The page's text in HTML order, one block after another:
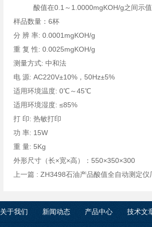
酸值在0.1～1.0000mgKOH/g之间示值
样品数量：6杯
分 辨 率: 0.0001mgKOH/g
重 复 性: 0.0025mgKOH/g
测量方式: 中和法
电 源: AC220V±10%，50Hz±5%
适用环境温度: 0℃～45℃
适用环境湿度: ≤85%
打 印: 热敏打印
功 率: 15W
重 量: 5Kg
外形尺寸（长×宽×高）：550×350×300
上一篇 : ZH3498石油产品酸值全自动测定仪
关于我们 新闻动态 产品中心 技术文